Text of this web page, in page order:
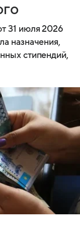
31 июля 2026
назначения,
стипендий,